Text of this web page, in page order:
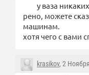
у ваза
рено, можете
машинам.
хотя чего с вами
krasikov, 2